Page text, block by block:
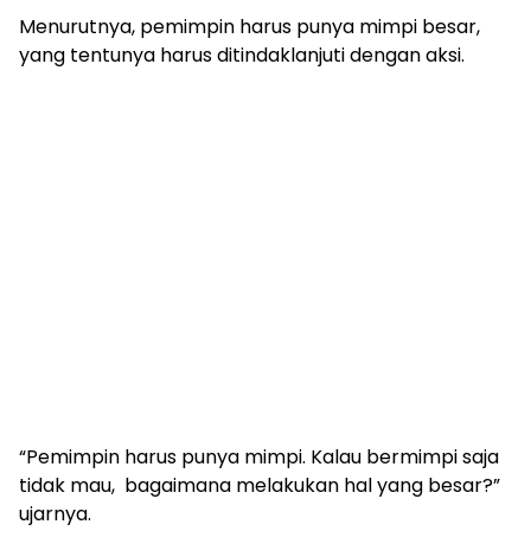
Menurutnya, pemimpin harus punya mimpi besar,
yang tentunya harus ditindaklanjuti dengan aksi.
“Pemimpin harus punya mimpi. Kalau bermimpi saja
tidak mau, bagaimana melakukan hal yang besar?”
ujarnya.